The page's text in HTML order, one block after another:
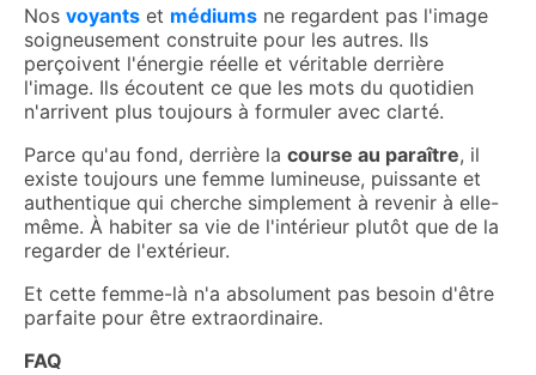
Nos voyants et médiums ne regardent pas l'image
soigneusement construite pour les autres. Ils
perçoivent l'énergie réelle et véritable derrière
l'image. Ils écoutent ce que les mots du quotidien
n'arrivent plus toujours à formuler avec clarté.
Parce qu'au fond, derrière la course au paraître, il
existe toujours une femme lumineuse, puissante et
authentique qui cherche simplement à revenir à elle-
même. À habiter sa vie de l'intérieur plutôt que de la
regarder de l'extérieur.
Et cette femme-là n'a absolument pas besoin d'être
parfaite pour être extraordinaire.
FAQ